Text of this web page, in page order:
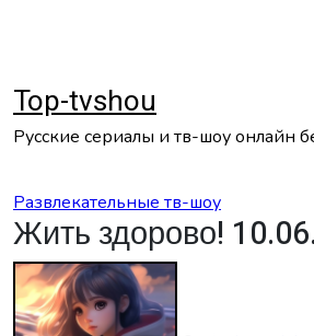
Top-tvshou
Русские сериалы и тв-шоу онлайн
Развлекательные тв-шоу
Жить здорово!